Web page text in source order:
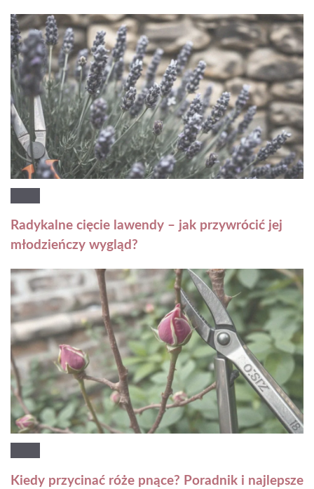
Radykalne cięcie lawendy – jak przywrócić jej
młodzieńczy wygląd?
Kiedy przycinać róże pnące? Poradnik i najlepsze